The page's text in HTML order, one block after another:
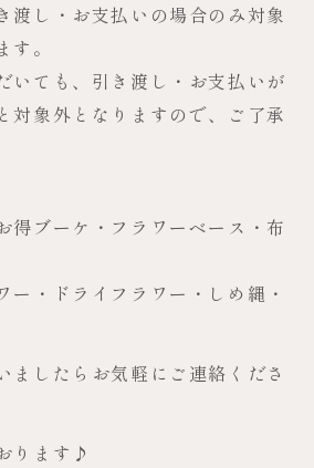
渡し・お支払いの場合のみ対象
。
いても、引き渡し・お支払いが
対象外となりますので、ご了承
得ブーケ・フラワーベース・布
ー・ドライフラワー・しめ縄・
ましたらお気軽にご連絡くださ
ります♪